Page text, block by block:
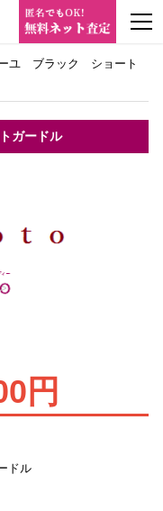
ユ ブラック ショート
ガードル
円
ドル